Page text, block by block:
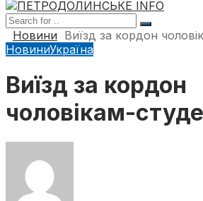
Новини Виїзд за кордон
НовиниУкраїна
Виїзд за кордон
чоловікам-